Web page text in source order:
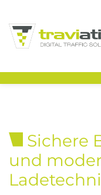
Zum Hauptinhalt
Sichere
und